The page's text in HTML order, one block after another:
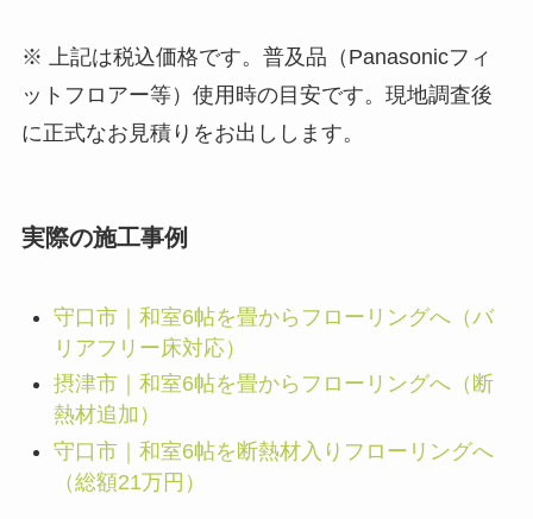
※ 上記は税込価格です。普及品（Panasonicフィ
ットフロアー等）使用時の目安です。現地調査後
に正式なお見積りをお出しします。
実際の施工事例
守口市｜和室6帖を畳からフローリングへ（バ
リアフリー床対応）
摂津市｜和室6帖を畳からフローリングへ（断
熱材追加）
守口市｜和室6帖を断熱材入りフローリングへ
（総額21万円）